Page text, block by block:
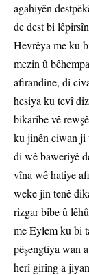
agahiyên
de dest bi
Hevrêya me ku
mezin û
afirandine, di
hesiya ku tevî
bikaribe vê
ku jinên ciwan ji
di wê baweriyê
vîna wê hatiye
weke jin tenê
rizgar bibe û
me Eylem ku bi
pêşengtiya wan
herî girîng a